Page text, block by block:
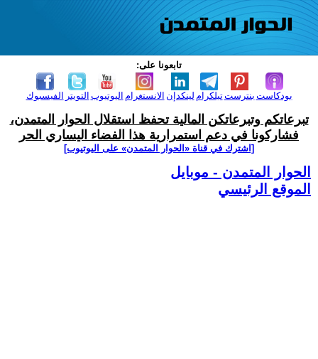
تابعونا على:
الفيسبوك التويتر اليوتيوب الانستغرام لينكدإن تيلكرامبنترست بودكاست
تبرعاتكم وتبرعاتكن المالية تحفظ استقلال الحوار المتمدن،
فشاركونا في دعم استمرارية هذا الفضاء اليساري الحر
[اشترك في قناة ‫«الحوار المتمدن» على اليوتيوب]
الحوار المتمدن - موبايل
الموقع الرئيسي